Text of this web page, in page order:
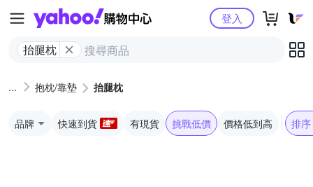
Yahoo購物中心
抬腿枕
登入
抱枕/靠墊 抬腿枕
品牌 快速到貨 有現貨 挑戰低價 價格低到高 排序